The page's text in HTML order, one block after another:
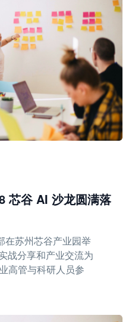
芯谷 AI 沙龙圆满落
在苏州芯谷产业园举
战分享和产业交流为
高管与科研人员参